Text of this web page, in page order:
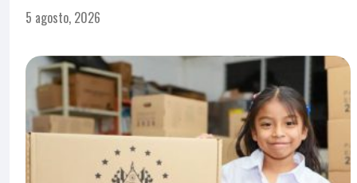
5 agosto, 2026